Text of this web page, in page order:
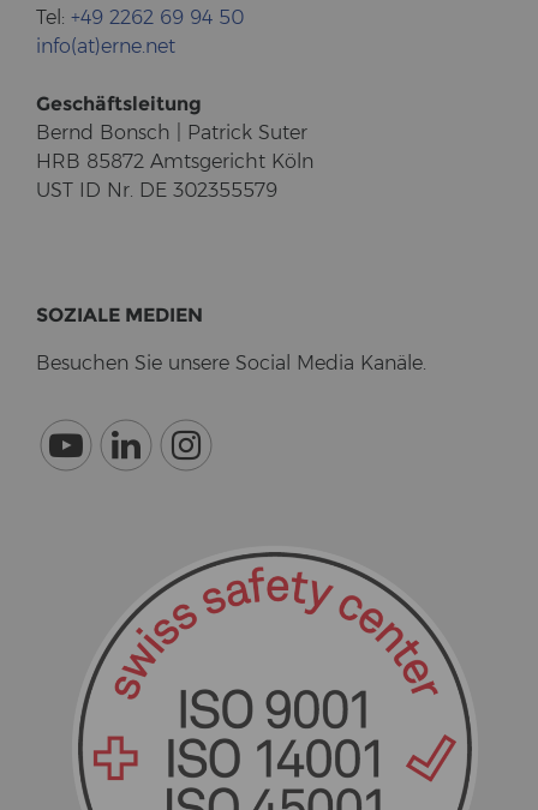
Tel: +49 2262 69 94 50
info(at)erne.net
Ge­schäfts­lei­tung
Bernd Bonsch | Pa­trick Suter
HRB 85872 Amts­ge­richt Köln
UST ID Nr. DE 302355579
SO­ZIA­LE ME­DI­EN
Be­su­chen Sie un­se­re So­cial Media Ka­nä­le.